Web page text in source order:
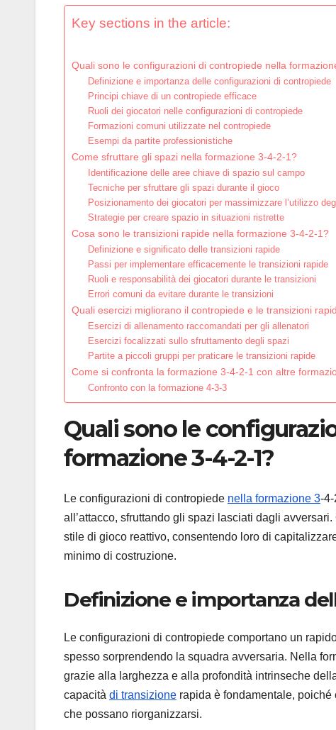
Key sections in the article:
Quali sono le configurazioni di contropiede nella
Definizione e importanza delle configurazioni di contropiede
Principi chiave di un contropiede efficace
Ruoli dei giocatori nelle configurazioni di contropiede
Formazioni comuni utilizzate nel contropiede
Esempi da partite professionistiche
Come sfruttare gli spazi nella formazione 3-4-2-1?
Identificazione delle aree chiave di spazio sul campo
Tecniche per sfruttare gli spazi durante il gioco
Posizionamento dei giocatori per massimizzare l’utilizzo
Strategie per creare spazio in situazioni ristrette
Cosa sono le transizioni rapide nella formazione 3-4-2-1?
Definizione e significato delle transizioni rapide
Passi per implementare efficacemente le transizioni rapide
Ruoli e responsabilità dei giocatori durante le transizioni
Errori comuni da evitare durante le transizioni
Quali esercizi migliorano il contropiede e le transizioni
Esercizi di allenamento raccomandati per gli allenatori
Esercizi focalizzati sullo sfruttamento degli spazi
Partite a piccoli gruppi per praticare le transizioni rapide
Come si confronta la formazione 3-4-2-1 con altre
Confronto con la formazione 4-3-3
Quali sono le
formazione 3-4-2-1?
Le configurazioni di contropiede nella formazione 3-
all’attacco, sfruttando gli spazi lasciati dagli
stile di gioco reattivo, consentendo loro di
minimo di costruzione.
Definizione e importanza
Le configurazioni di contropiede comportano un
spesso sorprendendo la squadra avversaria. Nella
grazie alla larghezza e alla profondità intrinseche
capacità di transizione rapida è fondamentale,
che possano riorganizzarsi.